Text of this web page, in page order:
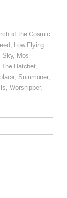
of the Cosmic
, Low Flying
Sky, Mos
The Hatchet,
, Summoner,
,Worshipper,